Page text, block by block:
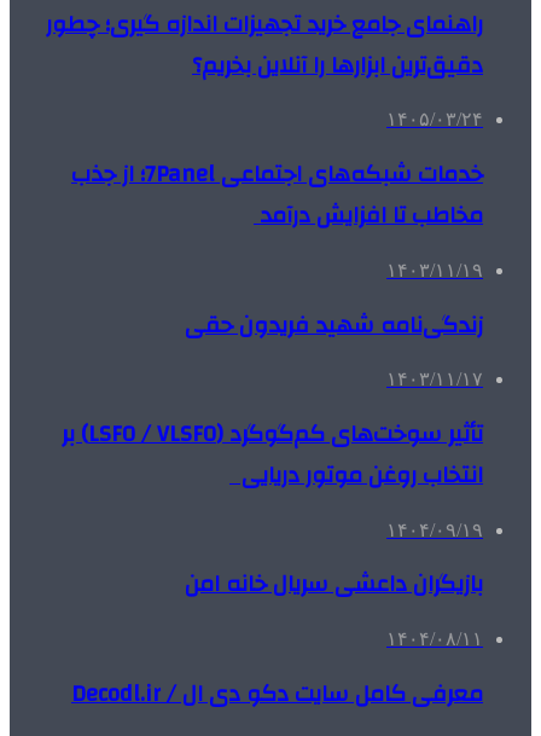
راهنمای جامع خرید تجهیزات اندازه گیری؛ چطور
دقیق‌ترین ابزارها را آنلاین بخریم؟
۱۴۰۵/۰۳/۲۴
خدمات شبکه‌های اجتماعی 7Panel؛ از جذب
مخاطب تا افزایش درآمد
۱۴۰۳/۱۱/۱۹
زندگی‌نامه شهید فریدون حقی
۱۴۰۳/۱۱/۱۷
تأثیر سوخت‌های کم‌گوگرد (LSFO / VLSFO) بر
انتخاب روغن موتور دریایی
۱۴۰۴/۰۹/۱۹
بازیگران داعشی سریال خانه امن
۱۴۰۴/۰۸/۱۱
معرفی کامل سایت دکو دی ال / Decodl.ir